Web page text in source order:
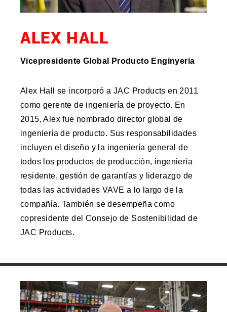
ALEX HALL
Vicepresidente Global Producto Enginyeria
Alex Hall se incorporó a JAC Products en 2011
como gerente de ingeniería de proyecto. En
2015, Alex fue nombrado director global de
ingeniería de producto. Sus responsabilidades
incluyen el diseño y la ingeniería general de
todos los productos de producción, ingeniería
residente, gestión de garantías y liderazgo de
todas las actividades VAVE a lo largo de la
compañía. También se desempeña como
copresidente del Consejo de Sostenibilidad de
JAC Products.